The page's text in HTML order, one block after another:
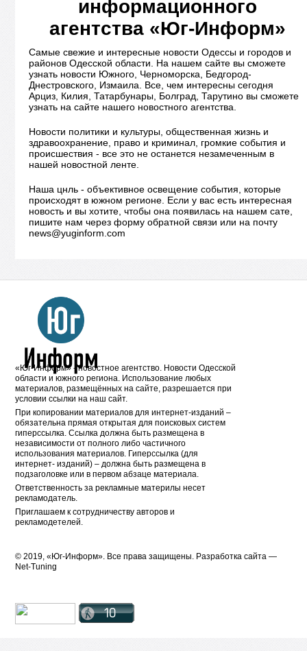
информационного
агентства «Юг-Информ»
Самые свежие и интересные новости Одессы и городов и
районов Одесской области. На нашем сайте вы сможете
узнать новости Южного, Черноморска, Бедгород-
Днестровского, Измаила. Все, чем интересны сегодня
Арциз, Килия, Татарбунары, Болград, Тарутино вы сможете
узнать на сайте нашего новостного агентства.
Новости политики и культуры, общественная жизнь и
здравоохранение, право и криминал, громкие события и
происшествия - все это не останется незамеченным в
нашей новостной ленте.
Наша цнль - объективное освещение события, которые
происходят в южном регионе. Если у вас есть интересная
новость и вы хотите, чтобы она появилась на нашем сате,
пишите нам через форму обратной связи или на почту
news@yuginform.com
«Юг-Информ» - новостное агентство. Новости Одесской
области и южного региона. Использование любых
материалов, размещённых на сайте, разрешается при
условии ссылки на наш сайт.
При копировании материалов для интернет-изданий –
обязательна прямая открытая для поисковых систем
гиперссылка. Ссылка должна быть размещена в
независимости от полного либо частичного
использования материалов. Гиперссылка (для
интернет- изданий) – должна быть размещена в
подзаголовке или в первом абзаце материала.
Ответственность за рекламные материлы несет
рекламодатель.
Приглашаем к сотрудничеству авторов и
рекламодетелей.
© 2019, «Юг-Информ». Все права защищены. Разработка cайта —
Net-Tuning